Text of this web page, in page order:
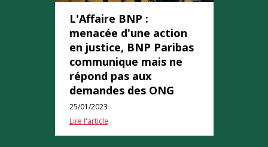
L'Affaire BNP :
menacée d'une action
en justice, BNP Paribas
communique mais ne
répond pas aux
demandes des ONG
25/01/2023
Lire l'article